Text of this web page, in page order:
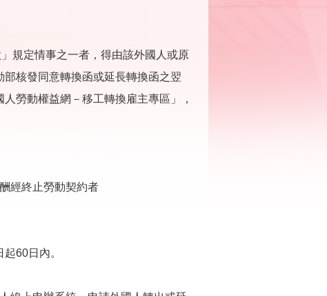
規定情事之一者，得由該外國人或原
核發同意轉換函或延長轉換函之翌
勞動權益網－移工轉換雇主專區」，
經終止勞動契約者
60日內。